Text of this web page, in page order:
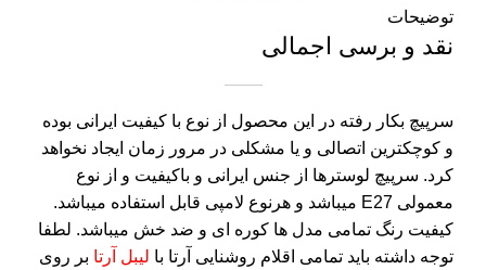
توضیحات
نقد و برسی اجمالی
سرپیچ بکار رفته در این محصول از نوع با کیفیت ایرانی بوده
و کوچکترین اتصالی و یا مشکلی در مرور زمان ایجاد نخواهد
کرد. سرپیچ لوسترها از جنس ایرانی و باکیفیت و از نوع
معمولی E27 میباشد و هرنوع لامپی قابل استفاده میباشد.
کیفیت رنگ تمامی مدل ها کوره ای و ضد خش میباشد. لطفا
توجه داشته باید تمامی اقلام روشنایی آرتا با لیبل آرتا بر روی